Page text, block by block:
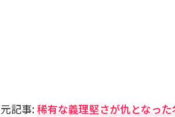
元記事:稀有な義理堅さが仇となっ